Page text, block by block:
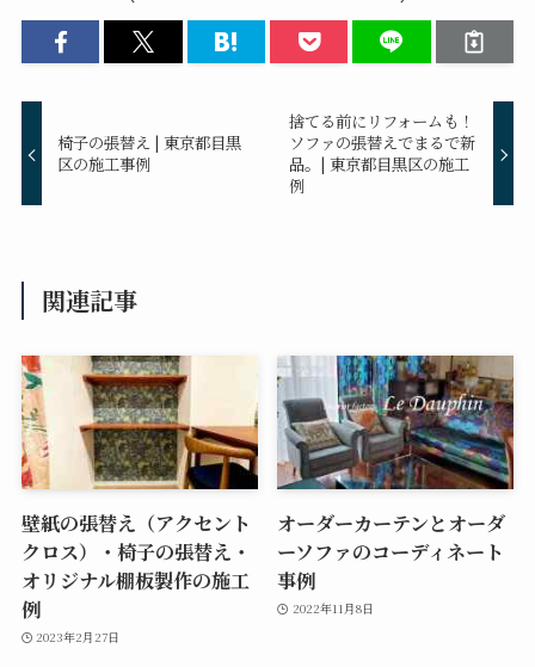
椅子の張替え | 東京都目黒
区の施工事例
捨てる前にリフォームも！
ソファの張替えでまるで新
品。| 東京都目黒区の施工
例
関連記事
壁紙の張替え（アクセント
クロス）・椅子の張替え・
オリジナル棚板製作の施工
例
2023年2月27日
オーダーカーテンとオーダ
ーソファのコーディネート
事例
2022年11月8日